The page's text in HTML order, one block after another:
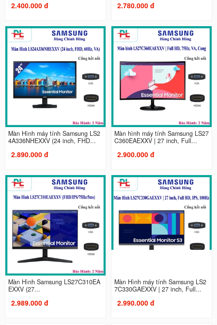
2.400.000 đ 2.780.000 đ
Màn Hình máy tính Samsung LS2
4A336NHEXXV (24 inch, FHD...
2.890.000 đ
Màn hình máy tính Samsung LS27
C360EAEXXV | 27 inch, Full...
2.900.000 đ
Màn Hình Samsung LS27C310EA
EXXV (27...
2.989.000 đ
Màn Hình máy tính Samsung LS2
7C330GAEXXV | 27 inch, Full...
2.990.000 đ